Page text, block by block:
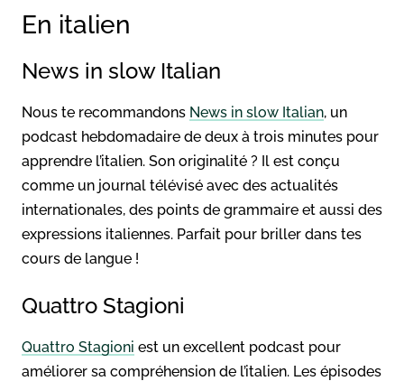
En italien
News in slow Italian
Nous te recommandons News in slow Italian, un
podcast hebdomadaire de deux à trois minutes pour
apprendre l’italien. Son originalité ? Il est conçu
comme un journal télévisé avec des actualités
internationales, des points de grammaire et aussi des
expressions italiennes. Parfait pour briller dans tes
cours de langue !
Quattro Stagioni
Quattro Stagioni est un excellent podcast pour
améliorer sa compréhension de l’italien. Les épisodes